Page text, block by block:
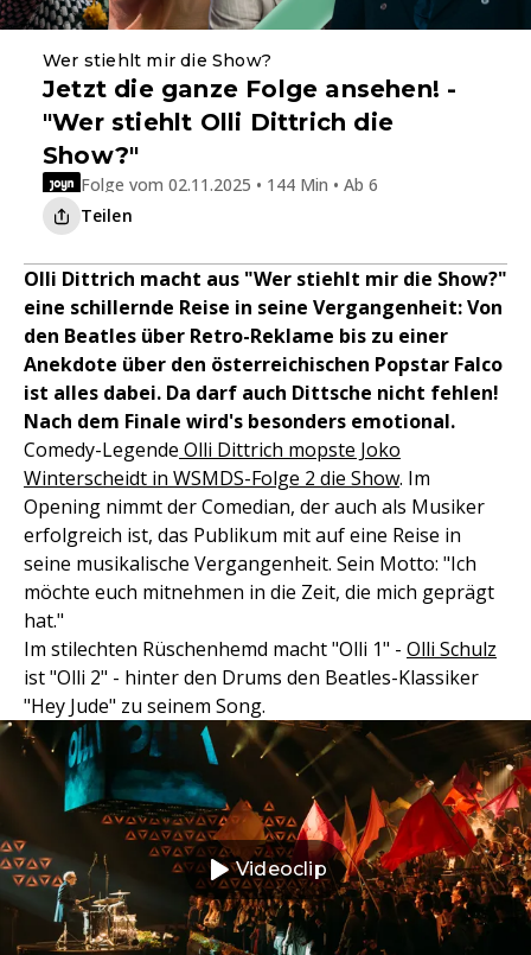
Wer stiehlt mir die Show?
Jetzt die ganze Folge ansehen! -
"Wer stiehlt Olli Dittrich die
Show?"
Folge vom 02.11.2025 • 144 Min • Ab 6
Teilen
Olli Dittrich macht aus "Wer stiehlt mir die Show?"
eine schillernde Reise in seine Vergangenheit: Von
den Beatles über Retro-Reklame bis zu einer
Anekdote über den österreichischen Popstar Falco
ist alles dabei. Da darf auch Dittsche nicht fehlen!
Nach dem Finale wird's besonders emotional.
Comedy-Legende Olli Dittrich mopste Joko
Winterscheidt in WSMDS-Folge 2 die Show. Im
Opening nimmt der Comedian, der auch als Musiker
erfolgreich ist, das Publikum mit auf eine Reise in
seine musikalische Vergangenheit. Sein Motto: "Ich
möchte euch mitnehmen in die Zeit, die mich geprägt
hat."
Im stilechten Rüschenhemd macht "Olli 1" - Olli Schulz
ist "Olli 2" - hinter den Drums den Beatles-Klassiker
"Hey Jude" zu seinem Song.
Videoclip